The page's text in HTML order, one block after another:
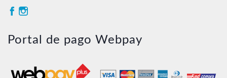
Portal de pago Webpay